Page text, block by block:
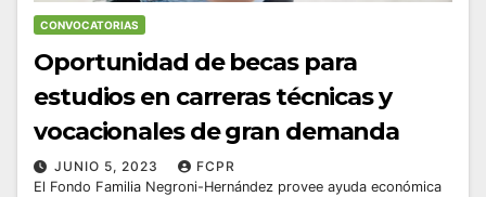
CONVOCATORIAS
Oportunidad de becas para
estudios en carreras técnicas y
vocacionales de gran demanda
JUNIO 5, 2023
FCPR
El Fondo Familia Negroni-Hernández provee ayuda económica